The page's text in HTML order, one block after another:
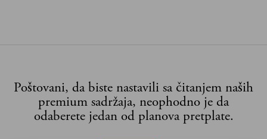
Poštovani, da biste nastavili sa čitanjem naših
premium sadržaja, neophodno je da
odaberete jedan od planova pretplate.